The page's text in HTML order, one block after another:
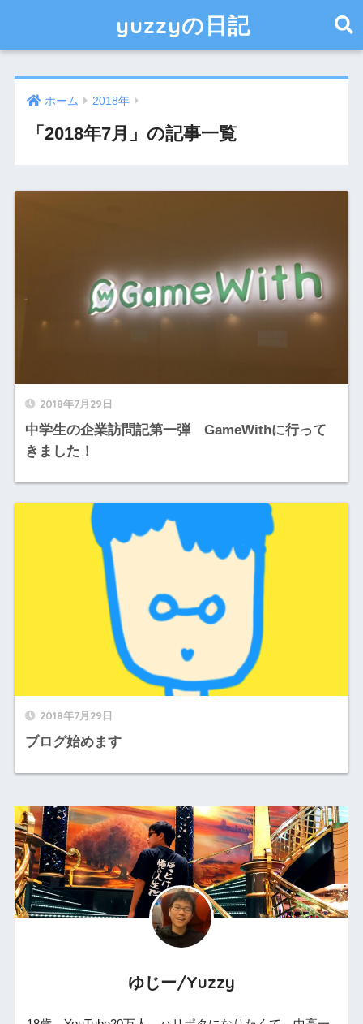
yuzzyの日記
ホーム 2018年
「2018年7月」の記事一覧
2018年7月29日
中学生の企業訪問記第一弾 GameWithに行って
きました！
2018年7月29日
ブログ始めます
ゆじー/Yuzzy